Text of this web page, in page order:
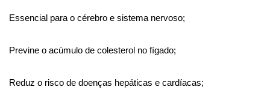
Essencial para o cérebro e sistema nervoso;
Previne o acúmulo de colesterol no fígado;
Reduz o risco de doenças hepáticas e cardíacas;